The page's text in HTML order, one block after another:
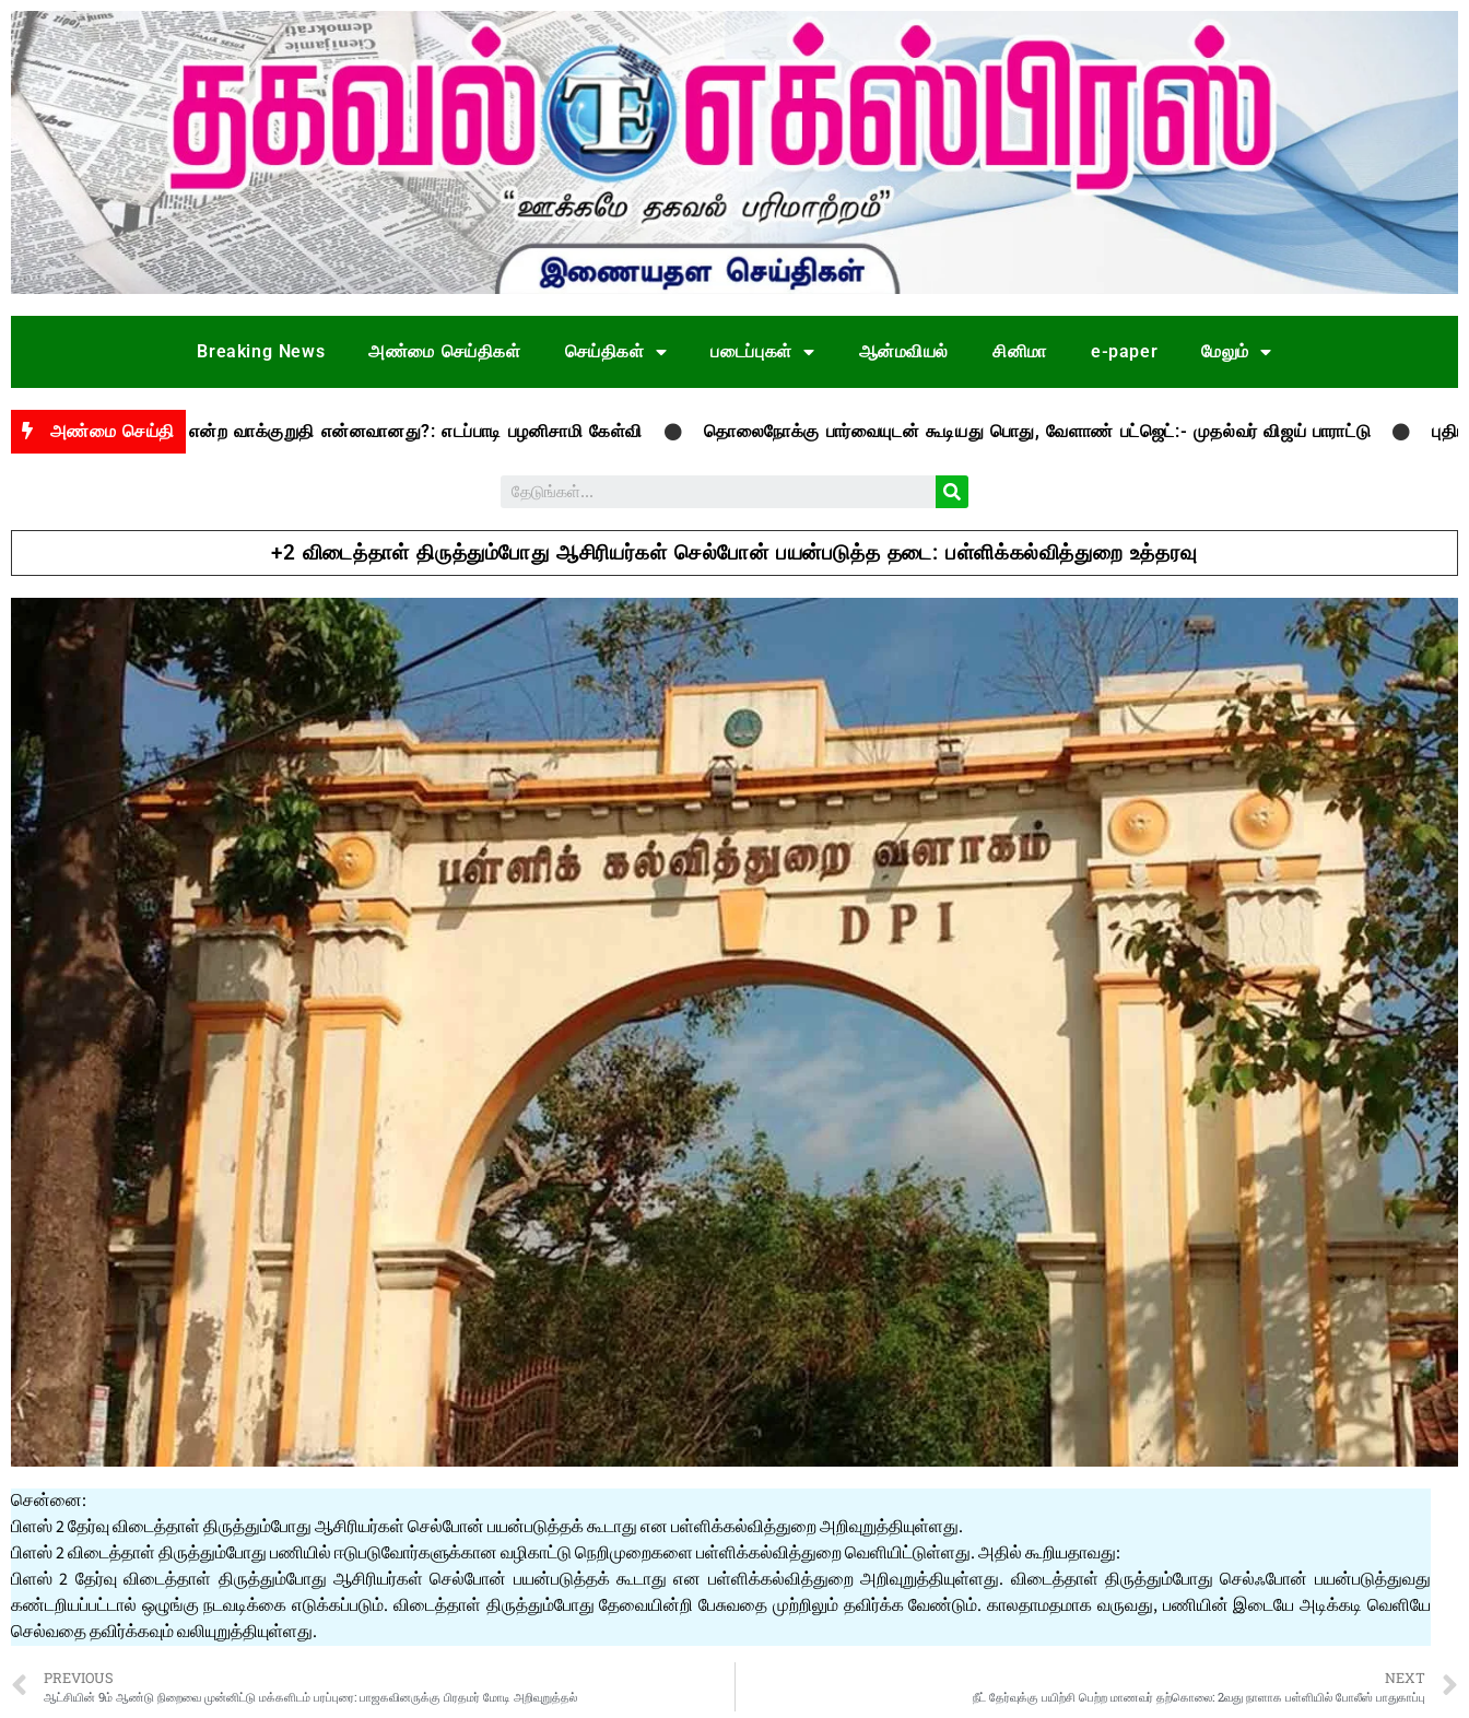
Breaking News அண்மை செய்திகள் செய்திகள் படைப்புகள் ஆன்மவியல் சினிமா e-paper மேலும்
அண்மை செய்தி
என்ற வாக்குறுதி என்னவானது?: எடப்பாடி பழனிசாமி கேள்வி தொலைநோக்கு பார்வையுடன் கூடியது பொது, வேளாண் பட்ஜெட்:- முதல்வர் விஜய் பாராட்டு புதிய திட்டங்கள்
+2 விடைத்தாள் திருத்தும்போது ஆசிரியர்கள் செல்போன் பயன்படுத்த தடை: பள்ளிக்கல்வித்துறை உத்தரவு
சென்னை:
பிளஸ் 2 தேர்வு விடைத்தாள் திருத்தும்போது ஆசிரியர்கள் செல்போன் பயன்படுத்தக் கூடாது என பள்ளிக்கல்வித்துறை அறிவுறுத்தியுள்ளது.
பிளஸ் 2 விடைத்தாள் திருத்தும்போது பணியில் ஈடுபடுவோர்களுக்கான வழிகாட்டு நெறிமுறைகளை பள்ளிக்கல்வித்துறை வெளியிட்டுள்ளது. அதில் கூறியதாவது:
பிளஸ் 2 தேர்வு விடைத்தாள் திருத்தும்போது ஆசிரியர்கள் செல்போன் பயன்படுத்தக் கூடாது என பள்ளிக்கல்வித்துறை அறிவுறுத்தியுள்ளது. விடைத்தாள் திருத்தும்போது செல்ஃபோன் பயன்படுத்துவது
கண்டறியப்பட்டால் ஒழுங்கு நடவடிக்கை எடுக்கப்படும். விடைத்தாள் திருத்தும்போது தேவையின்றி பேசுவதை முற்றிலும் தவிர்க்க வேண்டும். காலதாமதமாக வருவது, பணியின் இடையே அடிக்கடி வெளியே
செல்வதை தவிர்க்கவும் வலியுறுத்தியுள்ளது.
PREVIOUS
ஆட்சியின் 9ம் ஆண்டு நிறைவை முன்னிட்டு மக்களிடம் பரப்புரை: பாஜகவினருக்கு பிரதமர் மோடி அறிவுறுத்தல்
NEXT
நீட் தேர்வுக்கு பயிற்சி பெற்ற மாணவர் தற்கொலை: 2வது நாளாக பள்ளியில் போலீஸ் பாதுகாப்பு